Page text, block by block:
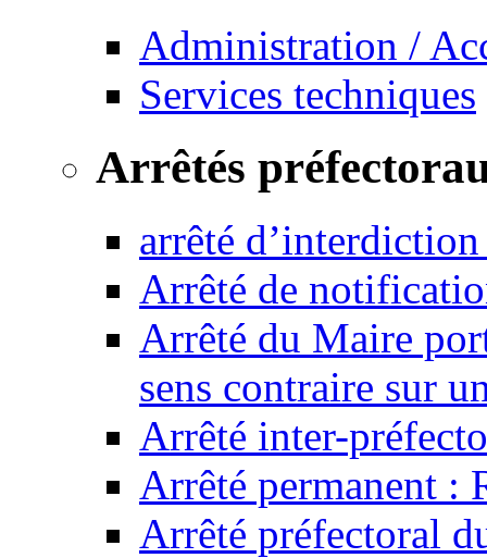
Administration /
Services techniques
Arrêtés
arrêté
Arrêté de
Arrêté du Maire
sens contraire sur
Arrêté inter-
Arrêté permanent :
Arrêté préfectoral